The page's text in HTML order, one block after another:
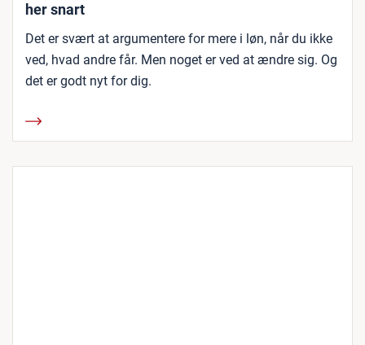
her snart
Det er svært at argumentere for mere i løn, når du ikke
ved, hvad andre får. Men noget er ved at ændre sig. Og
det er godt nyt for dig.